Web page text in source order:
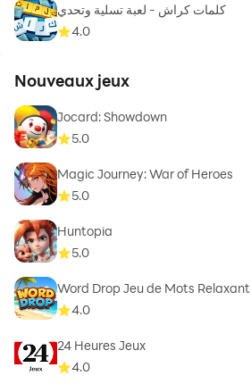
كلمات كراش - لعبة تسلية وتحدي
4.0
Nouveaux jeux
Jocard: Showdown
5.0
Magic Journey: War of Heroes
5.0
Huntopia
5.0
Word Drop Jeu de Mots Relaxant
4.0
24 Heures Jeux
4.0